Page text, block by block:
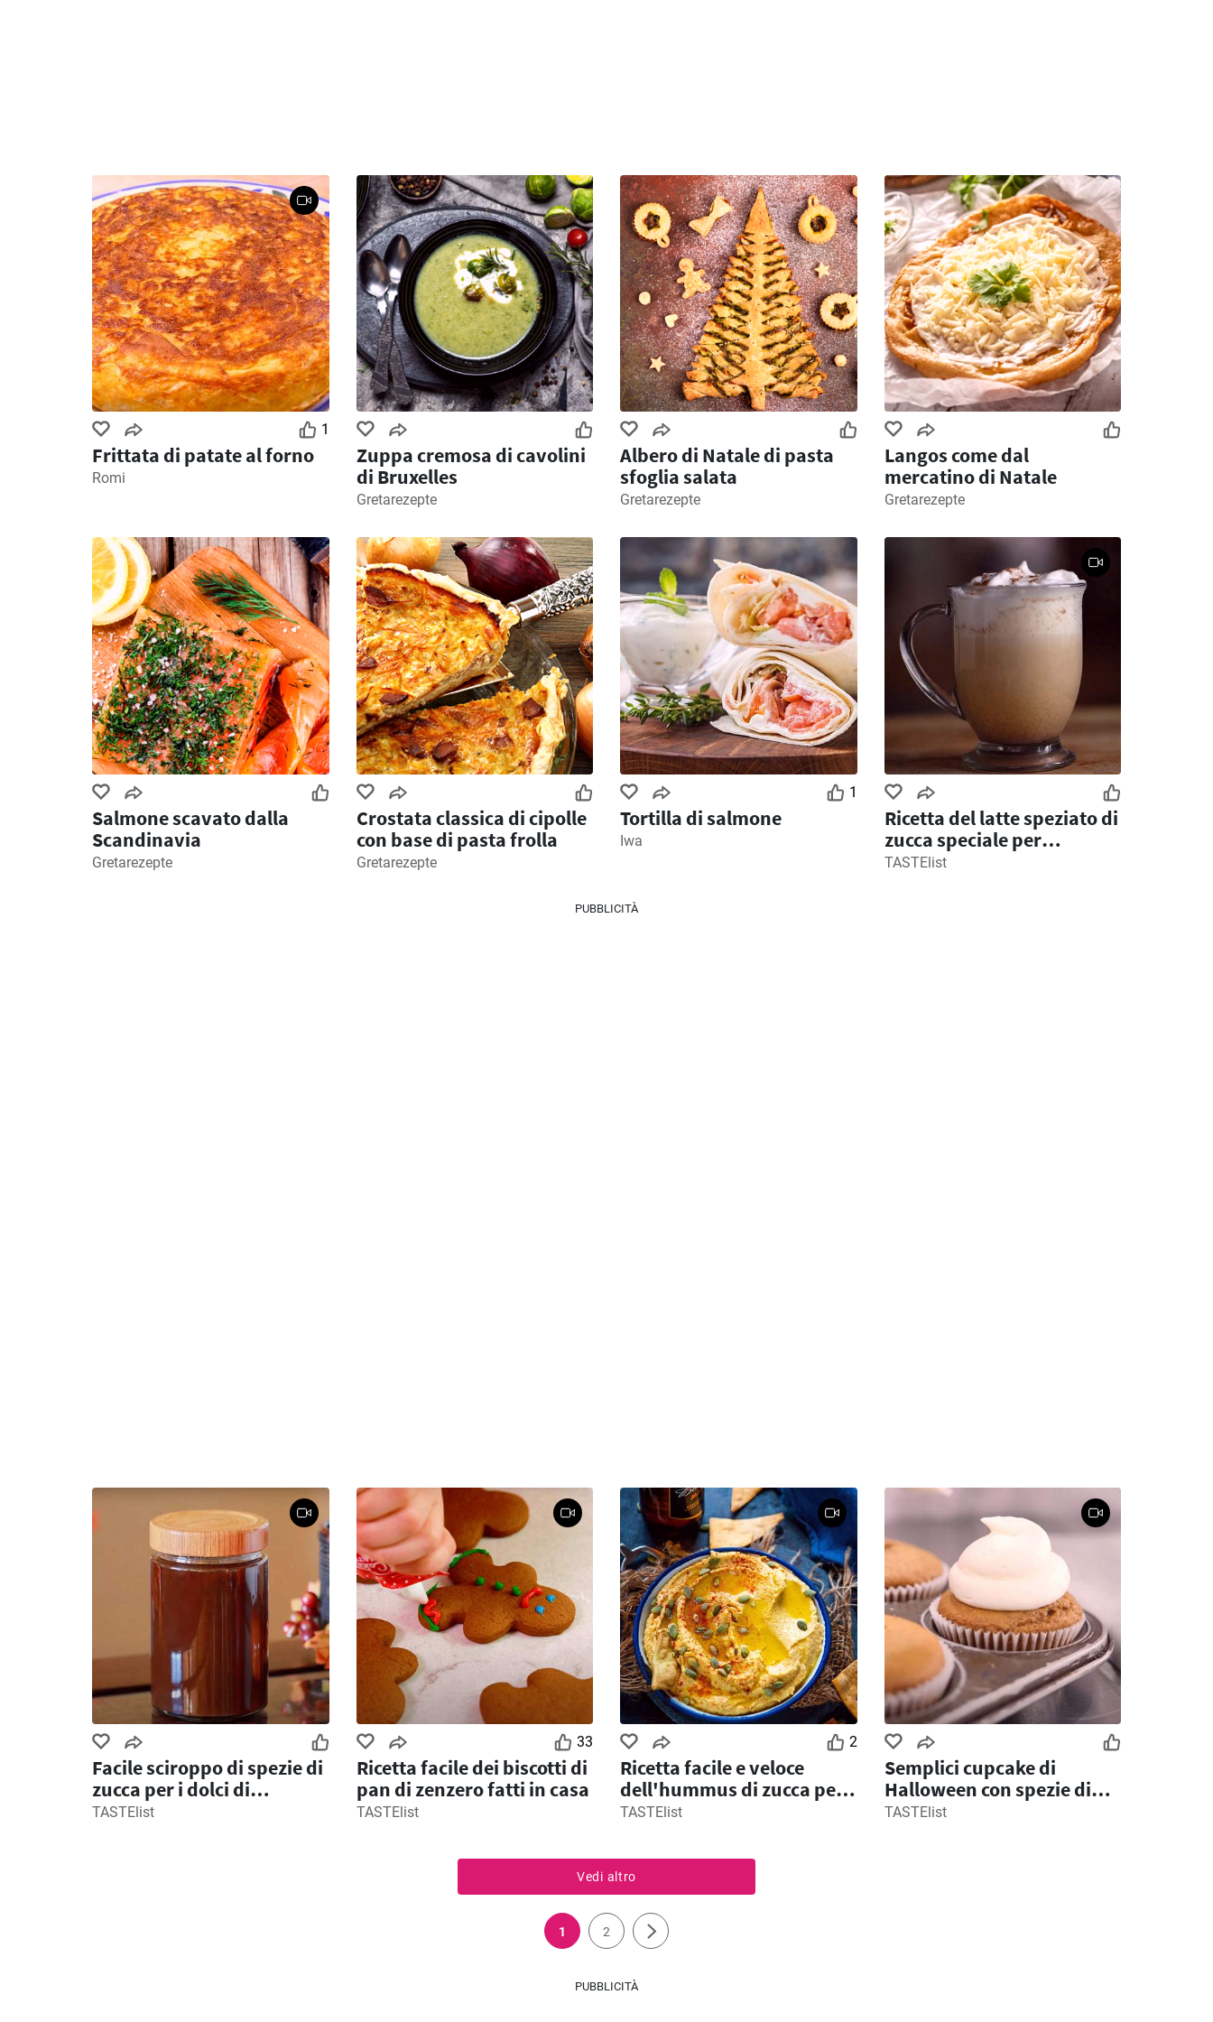
1
Frittata di patate al forno
Romi
Zuppa cremosa di cavolini
di Bruxelles
Gretarezepte
Albero di Natale di pasta
sfoglia salata
Gretarezepte
Langos come dal
mercatino di Natale
Gretarezepte
Salmone scavato dalla
Scandinavia
Gretarezepte
Crostata classica di cipolle
con base di pasta frolla
Gretarezepte
1
Tortilla di salmone
Iwa
Ricetta del latte speziato di
zucca speciale per
Halloween fatto in casa
TASTElist
PUBBLICITÀ
Facile sciroppo di spezie di
zucca per i dolci di
Halloween
TASTElist
33
Ricetta facile dei biscotti di
pan di zenzero fatti in casa
TASTElist
2
Ricetta facile e veloce
dell'hummus di zucca per
la festa di Halloween
TASTElist
Semplici cupcake di
Halloween con spezie di
zucca
TASTElist
Vedi altro
1 2
PUBBLICITÀ